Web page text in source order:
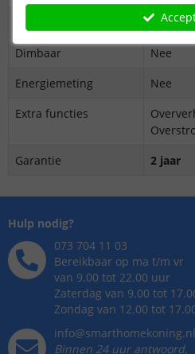
Ja
Dimbaar
Nee
Energiemeting
Nee
Extra functies
Garantie
2 jaar
Hulp nodig?
073 704 11 03
Bereikbaar op ma t/m vr
van 9.00 tot 22.00 uur
Zaterdag van 9.00 tot
Zondag van 12.00 tot
info@smarthomekoning.nl
Binnen 24 uur antwoord,